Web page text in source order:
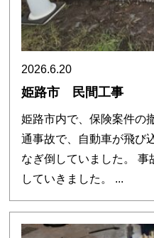
2026.6.20
姫路市 民間工事
姫路市内で、保険案件の
通事故で、自動車が飛び
なぎ倒していました。
していきました。 ...